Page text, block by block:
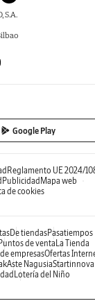
S.A.
Google Play
Reglamento UE 2024/
Publicidad Mapa web
de cookies
De tiendasPasatiempos
de ventaLa Tienda
empresasOfertas
Aste NagusiaStartinnova
Lotería del Niño